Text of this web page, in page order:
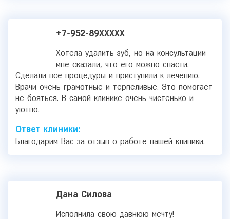
+7-952-89XXXXX
Хотела удалить зуб, но на консультации
мне сказали, что его можно спасти.
Сделали все процедуры и приступили к лечению.
Врачи очень грамотные и терпеливые. Это помогает
не бояться. В самой клинике очень чистенько и
уютно.
Ответ клиники:
Благодарим Вас за отзыв о работе нашей клиники.
Дана Силова
Исполнила свою давнюю мечту!